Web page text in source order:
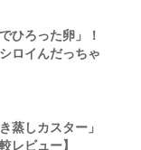
ひろった卵」！
ロイんだっちゃ
蒸しカスター」
レビュー】